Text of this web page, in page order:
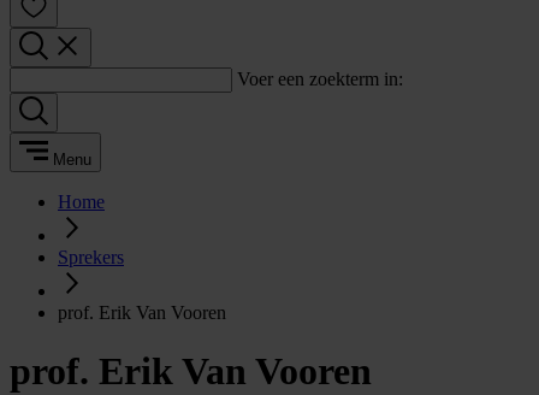
Voer een zoekterm in:
Menu
Home
Sprekers
prof. Erik Van Vooren
prof. Erik Van Vooren